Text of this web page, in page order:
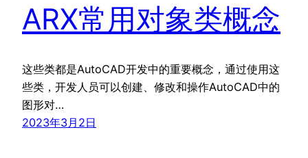
ARX常用对象类概念
这些类都是AutoCAD开发中的重要概念，通过使用这
些类，开发人员可以创建、修改和操作AutoCAD中的
图形对…
2023年3月2日